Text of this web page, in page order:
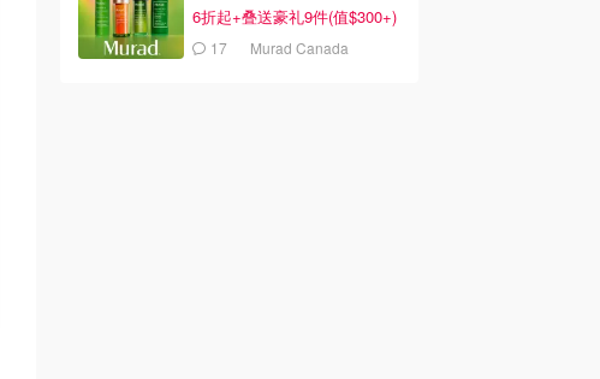
6折起+叠送豪礼9件(值$300+)
17 Murad Canada